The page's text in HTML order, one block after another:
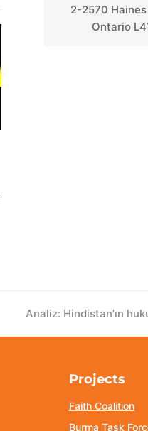
2-2570
Ontario
next
Analiz: Hindistan’ın
Projects
Faith Coalition
Burma Task